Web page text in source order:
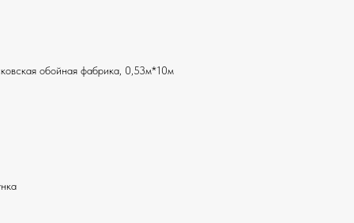
обойная фабрика, 0,53м*10м